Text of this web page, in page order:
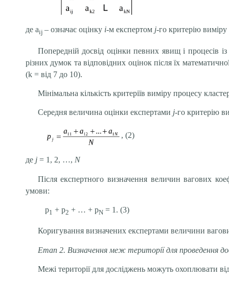
де aij – означає оцінку i-м експертом j-го критерію
Попередній досвід оцінки певних явищ і процесів
різних думок та відповідних оцінок після їх
(k = від 7 до 10).
Мінімальна кількість критеріїв виміру процесу
Середня величина оцінки експертами j-го критерію
, (2)
де j = 1, 2, …, N
Після експертного визначення величин вагових
умови:
p1 + p2 + … + pN= 1. (3)
Коригування визначених експертами величини
Етап 2. Визначення меж території для проведення
Межі території для досліджень можуть охоплювати